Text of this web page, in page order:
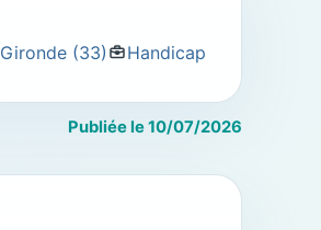
Gironde (33) Handicap
Publiée le 10/07/2026